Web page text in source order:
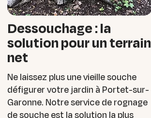
Dessouchage : la
solution pour un terrain
net
Ne laissez plus une vieille souche
défigurer votre jardin à Portet-sur-
Garonne. Notre service de rognage
de souche est la solution la plus